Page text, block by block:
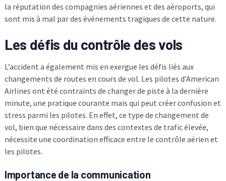
la réputation des compagnies aériennes et des aéroports, qui
sont mis à mal par des événements tragiques de cette nature.
Les défis du contrôle des vols
L’accident a également mis en exergue les défis liés aux
changements de routes en cours de vol. Les pilotes d’American
Airlines ont été contraints de changer de piste à la dernière
minute, une pratique courante mais qui peut créer confusion et
stress parmi les pilotes. En effet, ce type de changement de
vol, bien que nécessaire dans des contextes de trafic élevée,
nécessite une coordination efficace entre le contrôle aérien et
les pilotes.
Importance de la communication